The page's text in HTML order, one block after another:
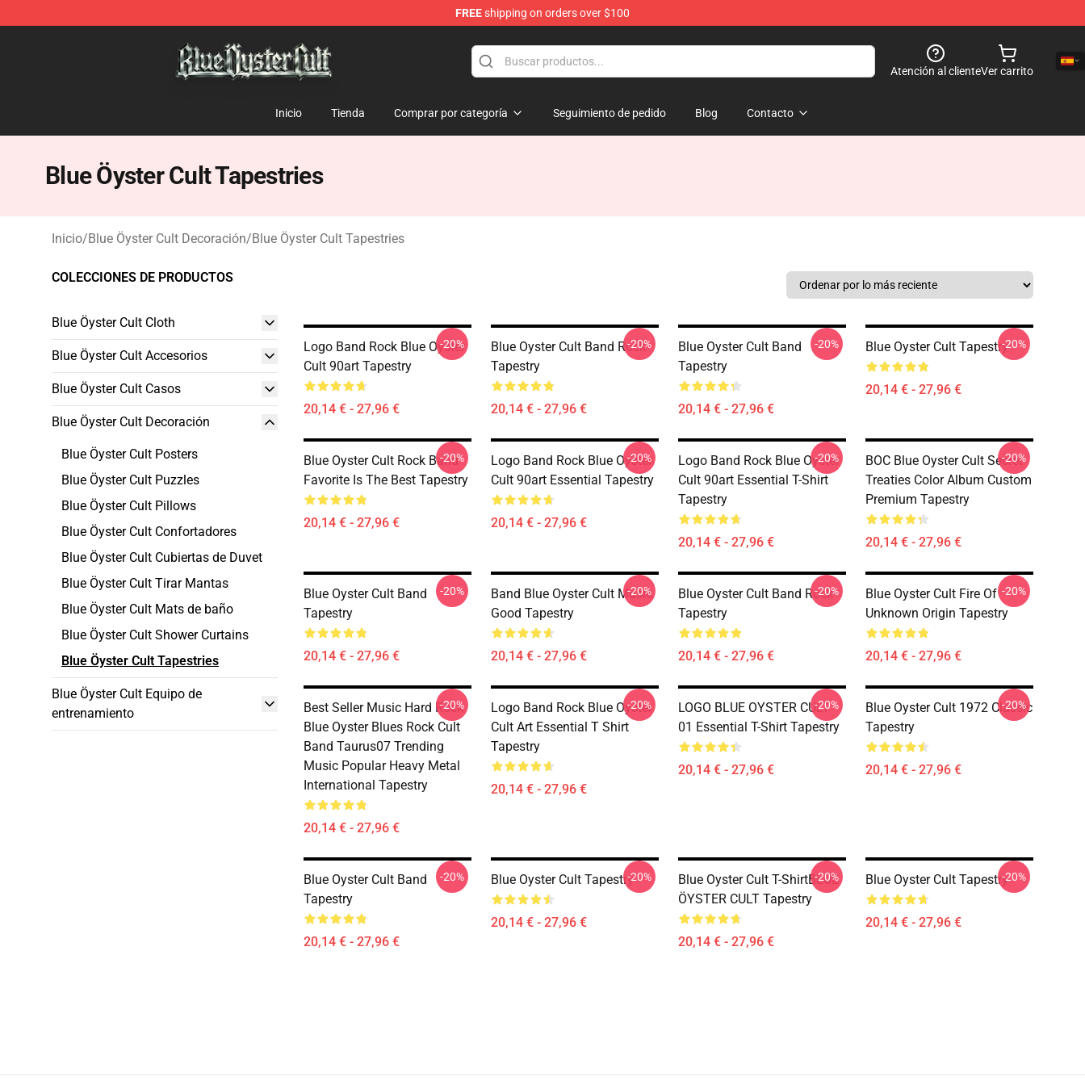
FREEshipping on orders over $100
Atención al clienteVer carrito
Inicio Tienda Comprar por categoría Seguimiento de pedido Blog Contacto
Blue Öyster Cult Tapestries
Inicio/Blue Öyster Cult Decoración/Blue Öyster Cult Tapestries
COLECCIONES DE PRODUCTOS
Blue Öyster Cult Cloth
Blue Öyster Cult Accesorios
Blue Öyster Cult Casos
Blue Öyster Cult Decoración
Blue Öyster Cult Posters
Blue Öyster Cult Puzzles
Blue Öyster Cult Pillows
Blue Öyster Cult Confortadores
Blue Öyster Cult Cubiertas de Duvet
Blue Öyster Cult Tirar Mantas
Blue Öyster Cult Mats de baño
Blue Öyster Cult Shower Curtains
Blue Öyster Cult Tapestries
Blue Öyster Cult Equipo de
entrenamiento
Logo Band Rock Blue Oyster
Cult 90art Tapestry
20,14 € - 27,96 €
-20%
Blue Oyster Cult Band Rock
Tapestry
20,14 € - 27,96 €
-20%
Blue Oyster Cult Band
Tapestry
20,14 € - 27,96 €
-20% Blue Oyster Cult Tapestry
20,14 € - 27,96 €
-20%
Blue Oyster Cult Rock Band
Favorite Is The Best Tapestry
20,14 € - 27,96 €
-20%
Logo Band Rock Blue Oyster
Cult 90art Essential Tapestry
20,14 € - 27,96 €
-20%
Logo Band Rock Blue Oyster
Cult 90art Essential T-Shirt
Tapestry
20,14 € - 27,96 €
-20%
BOC Blue Oyster Cult Secret
Treaties Color Album Custom
Premium Tapestry
20,14 € - 27,96 €
-20%
Blue Oyster Cult Band
Tapestry
20,14 € - 27,96 €
-20%
Band Blue Oyster Cult Music
Good Tapestry
20,14 € - 27,96 €
-20%
Blue Oyster Cult Band Rock
Tapestry
20,14 € - 27,96 €
-20%
Blue Oyster Cult Fire Of
Unknown Origin Tapestry
20,14 € - 27,96 €
-20%
Best Seller Music Hard Rock
Blue Oyster Blues Rock Cult
Band Taurus07 Trending
Music Popular Heavy Metal
International Tapestry
20,14 € - 27,96 €
-20%
Logo Band Rock Blue Oyster
Cult Art Essential T Shirt
Tapestry
20,14 € - 27,96 €
-20%
LOGO BLUE OYSTER CULT
01 Essential T-Shirt Tapestry
20,14 € - 27,96 €
-20%
Blue Oyster Cult 1972 Classic
Tapestry
20,14 € - 27,96 €
-20%
Blue Oyster Cult Band
Tapestry
20,14 € - 27,96 €
-20% Blue Oyster Cult Tapestry
20,14 € - 27,96 €
-20%
Blue Oyster Cult T-ShirtBLUE
ÖYSTER CULT Tapestry
20,14 € - 27,96 €
-20% Blue Oyster Cult Tapestry
20,14 € - 27,96 €
-20%